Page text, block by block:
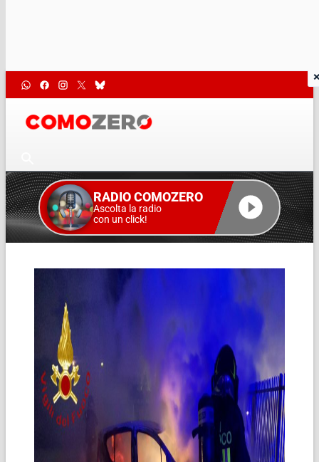
RADIO COMOZERO
Ascolta la radio
con un click!